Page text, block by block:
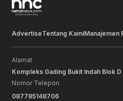
AdvertiseTentang KamiManajemen
Alamat
Kompleks Gading Bukit Indah Blok
Nomor Telepon
087785148706